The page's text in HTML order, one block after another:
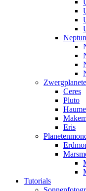
Ceres
Pluto
Eris
Tutorials